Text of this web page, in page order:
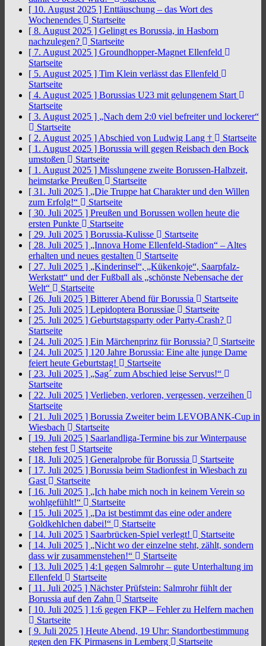
[ 10. August 2025 ] Enttäuschung – das Wort des
Wochenendes
Startseite
[ 8. August 2025 ] Gelingt es Borussia, in Hasborn
nachzulegen?
Startseite
[ 7. August 2025 ] Groundhopper-Magnet Ellenfeld
Startseite
[ 5. August 2025 ] Tim Klein verlässt das Ellenfeld
Startseite
[ 4. August 2025 ] Borussias U23 mit gelungenem Start
Startseite
[ 3. August 2025 ] „Nach dem 2:0 viel befreiter und lockerer“
Startseite
[ 2. August 2025 ] Abschied von Ludwig Lang †
Startseite
[ 1. August 2025 ] Borussia will gegen Reisbach den Bock
umstoßen
Startseite
[ 1. August 2025 ] Misslungene zweite Borussen-Halbzeit,
heimstarke Preußen
Startseite
[ 31. Juli 2025 ] „Die Truppe hat Charakter und den Willen
zum Erfolg!“
Startseite
[ 30. Juli 2025 ] Preußen und Borussen wollen heute die
ersten Punkte
Startseite
[ 29. Juli 2025 ] Borussia-Kulisse
Startseite
[ 28. Juli 2025 ] „Innova Home Ellenfeld-Stadion“ – Altes
erhalten und neues gestalten
Startseite
[ 27. Juli 2025 ] „Kinderinsel“, „Kükenkoje“, Saarpfalz-
Werkstatt“ und der Fußball als „schönste Nebensache der
Welt“
Startseite
[ 26. Juli 2025 ] Bitterer Abend für Borussia
Startseite
[ 25. Juli 2025 ] Lepidoptera Borussiae
Startseite
[ 25. Juli 2025 ] Geburtstagsparty oder Party-Crash?
Startseite
[ 24. Juli 2025 ] Ein Märchenprinz für Borussia?
Startseite
[ 24. Juli 2025 ] 120 Jahre Borussia: Eine alte junge Dame
feiert heute Geburtstag!
Startseite
[ 23. Juli 2025 ] „Sag´ zum Abschied leise Servus!“
Startseite
[ 22. Juli 2025 ] Verlieben, verloren, vergessen, verzeihen
Startseite
[ 21. Juli 2025 ] Borussia Zweiter beim LEVOBANK-Cup in
Wiesbach
Startseite
[ 19. Juli 2025 ] Saarlandliga-Termine bis zur Winterpause
stehen fest
Startseite
[ 18. Juli 2025 ] Generalprobe für Borussia
Startseite
[ 17. Juli 2025 ] Borussia beim Stadionfest in Wiesbach zu
Gast
Startseite
[ 16. Juli 2025 ] „Ich habe mich noch in keinem Verein so
wohlgefühlt!“
Startseite
[ 15. Juli 2025 ] „Da ist bestimmt das eine oder andere
Goldkehlchen dabei!“
Startseite
[ 14. Juli 2025 ] Saarbrücken-Spiel verlegt!
Startseite
[ 14. Juli 2025 ] „Nicht wo der einzelne steht, zählt, sondern
dass wir zusammenstehen!“
Startseite
[ 13. Juli 2025 ] 4:1 gegen Salmrohr – gute Unterhaltung im
Ellenfeld
Startseite
[ 11. Juli 2025 ] Nächster Prüfstein: Salmrohr fühlt der
Borussia auf den Zahn
Startseite
[ 10. Juli 2025 ] 1:6 gegen FKP – Fehler zu Helfern machen
Startseite
[ 9. Juli 2025 ] Heute Abend, 19 Uhr: Standortbestimmung
gegen den FK Pirmasens in Lemberg
Startseite